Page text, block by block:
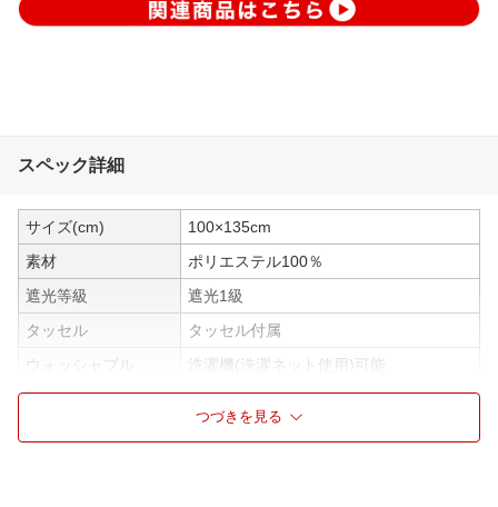
スペック詳細
サイズ(cm)
100×135cm
素材
ポリエステル100％
遮光等級
遮光1級
タッセル
タッセル付属
ウォッシャブル
洗濯機(洗濯ネット使用)可能
フック形状
アジャスターフック
つづきを見る